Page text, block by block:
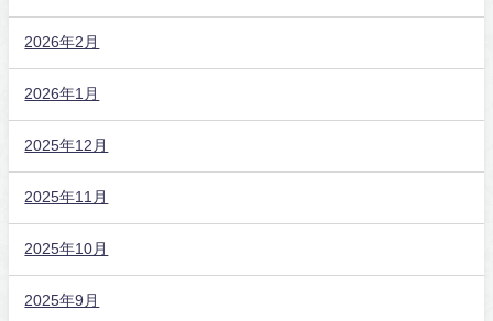
2026年2月
2026年1月
2025年12月
2025年11月
2025年10月
2025年9月